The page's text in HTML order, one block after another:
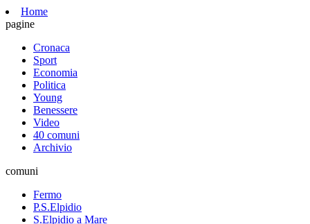
Home
pagine
Cronaca
Sport
Economia
Politica
Young
Benessere
Video
40 comuni
Archivio
comuni
Fermo
P.S.Elpidio
S.Elpidio a Mare